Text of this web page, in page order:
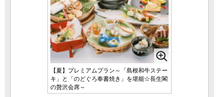
【夏】プレミアムプラン～「島根和牛ステー
キ」と「のどぐろ奉書焼き」を堪能☆長生閣
の贅沢会席～